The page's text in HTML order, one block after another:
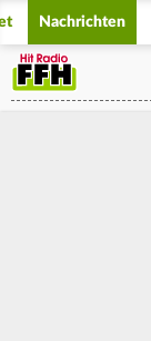
Nachrichten